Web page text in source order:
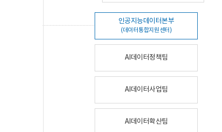
인공지능데이터본부
(데이터통합지원센터)
AI데이터정책팀
AI데이터사업팀
AI데이터확산팀